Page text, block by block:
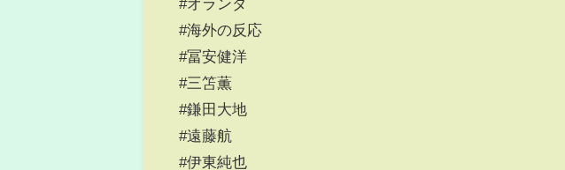
#海外の反応
#冨安健洋
#三笘薫
#鎌田大地
#遠藤航
#伊東純也